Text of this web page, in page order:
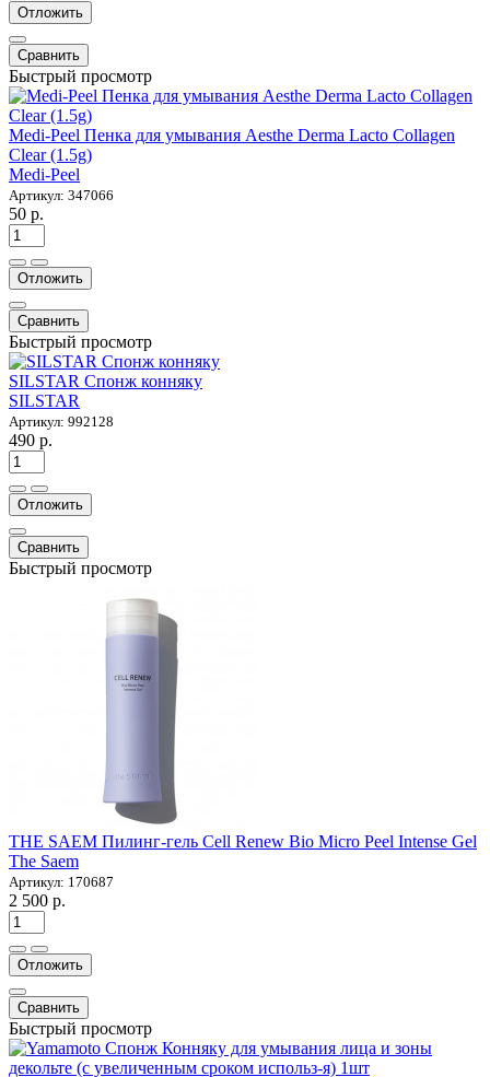
Отложить
Сравнить
Быстрый просмотр
Medi-Peel Пенка для умывания Aesthe Derma Lacto Collagen
Clear (1.5g)
Medi-Peel
Артикул: 347066
50 р.
Отложить
Сравнить
Быстрый просмотр
SILSTAR Спонж конняку
SILSTAR
Артикул: 992128
490 р.
Отложить
Сравнить
Быстрый просмотр
THE SAEM Пилинг-гель Cell Renew Bio Micro Peel Intense Gel
The Saem
Артикул: 170687
2 500 р.
Отложить
Сравнить
Быстрый просмотр